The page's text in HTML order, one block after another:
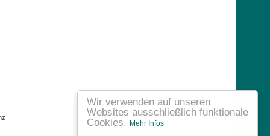
Wir verwenden auf unseren
Websites ausschließlich funktionale
Cookies.
Mehr Infos